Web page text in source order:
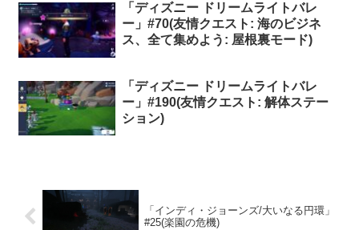
「ディズニー ドリームライトバレ
ー」#70(友情クエスト: 海のビジネ
ス、全て集めよう: 屋根裏モード)
「ディズニー ドリームライトバレ
ー」#190(友情クエスト: 解体ステー
ション)
「インディ・ジョーンズ/大いなる円環」
#25(楽園の危機)